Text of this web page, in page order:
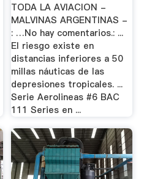
TODA LA AVIACION -
MALVINAS ARGENTINAS -
: …No hay comentarios.: ...
El riesgo existe en
distancias inferiores a 50
millas náuticas de las
depresiones tropicales. ...
Serie Aerolineas #6 BAC
111 Series en ...